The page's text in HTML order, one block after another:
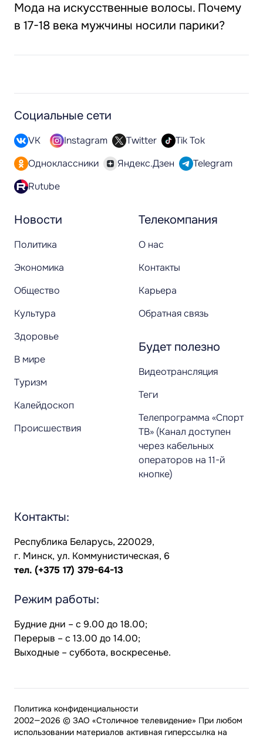
Мода на искусственные волосы. Почему
в 17-18 века мужчины носили парики?
Новости
Политика
Экономика
Общество
Культура
Здоровье
В мире
Туризм
Калейдоскоп
Происшествия
Телекомпания
О нас
Контакты
Карьера
Обратная связь
Будет полезно
Видеотрансляция
Теги
Телепрограмма «Спорт
ТВ» (Канал доступен
через кабельных
операторов на 11-й
кнопке)
Социальные сети
VK Instagram Twitter
Tik Tok
Одноклассники
Яндекс.Дзен
Telegram
Rutube
Контакты:
Республика Беларусь, 220029,
г. Минск, ул. Коммунистическая, 6
тел. (+375 17) 379-64-13
Режим работы:
Будние дни – с 9.00 до 18.00;
Перерыв – с 13.00 до 14.00;
Выходные – суббота, воскресенье.
2002—2026 © ЗАО «Столичное телевидение» При любом
использовании материалов активная гиперссылка на
Политика конфиденциальности